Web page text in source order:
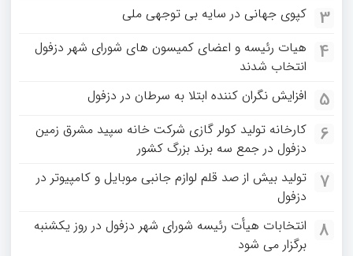
3 کپوی جهانی در سایه بی توجهی ملی
4
هیات رئیسه و اعضای کمیسون های شورای شهر دزفول
انتخاب شدند
5 افزایش نگران کننده ابتلا به سرطان در دزفول
6
کارخانه تولید کولر گازی شرکت خانه سپید مشرق زمین
دزفول در جمع سه برند بزرگ کشور
7
تولید بیش از صد قلم لوازم جانبی موبایل و کامپیوتر در
دزفول
8
انتخابات هیأت رئیسه شورای شهر دزفول در روز یکشنبه
برگزار می شود